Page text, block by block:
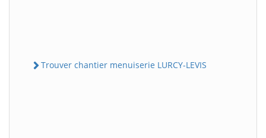
Trouver chantier menuiserie LURCY-LEVIS